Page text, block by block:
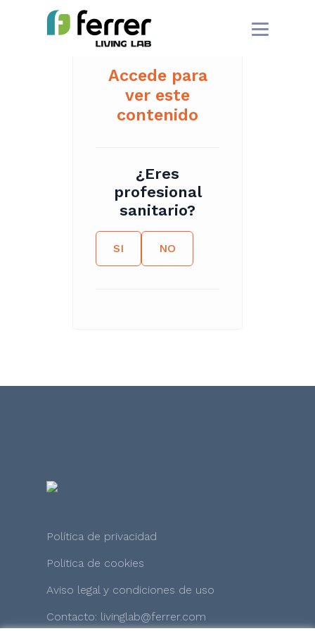
Accede para
ver este
contenido
¿Eres
profesional
sanitario?
SI NO
Política de privacidad
Politica de cookies
Aviso legal y condiciones de uso
Contacto: livinglab@ferrer.com